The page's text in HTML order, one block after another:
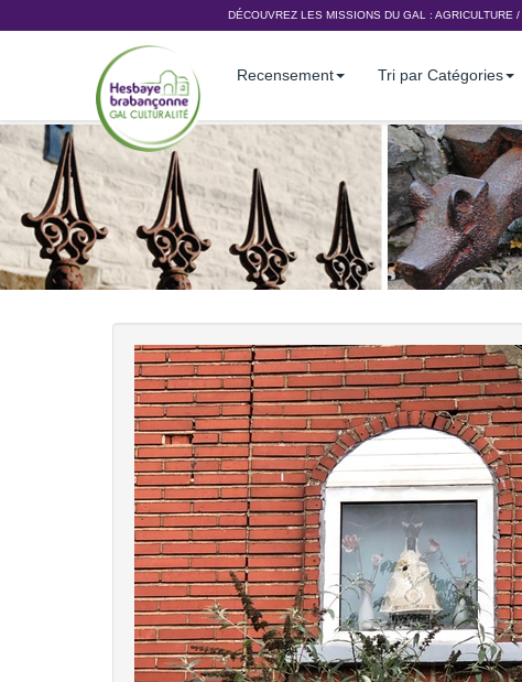
DÉCOUVREZ LES MISSIONS DU GAL : AGRICULTURE /
Recensement Tri par Catégories